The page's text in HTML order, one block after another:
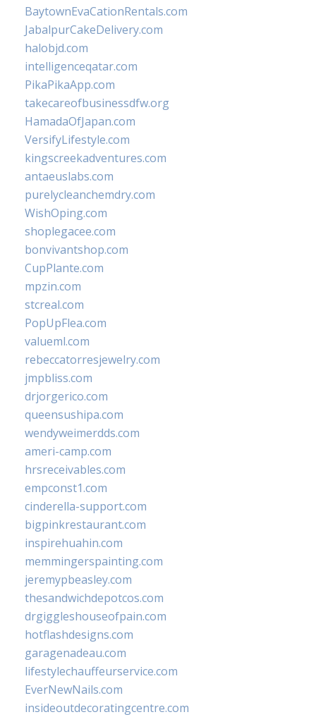
BaytownEvaCationRentals.com
JabalpurCakeDelivery.com
halobjd.com
intelligenceqatar.com
PikaPikaApp.com
takecareofbusinessdfw.org
HamadaOfJapan.com
VersifyLifestyle.com
kingscreekadventures.com
antaeuslabs.com
purelycleanchemdry.com
WishOping.com
shoplegacee.com
bonvivantshop.com
CupPlante.com
mpzin.com
stcreal.com
PopUpFlea.com
valueml.com
rebeccatorresjewelry.com
jmpbliss.com
drjorgerico.com
queensushipa.com
wendyweimerdds.com
ameri-camp.com
hrsreceivables.com
empconst1.com
cinderella-support.com
bigpinkrestaurant.com
inspirehuahin.com
memmingerspainting.com
jeremypbeasley.com
thesandwichdepotcos.com
drgiggleshouseofpain.com
hotflashdesigns.com
garagenadeau.com
lifestylechauffeurservice.com
EverNewNails.com
insideoutdecoratingcentre.com